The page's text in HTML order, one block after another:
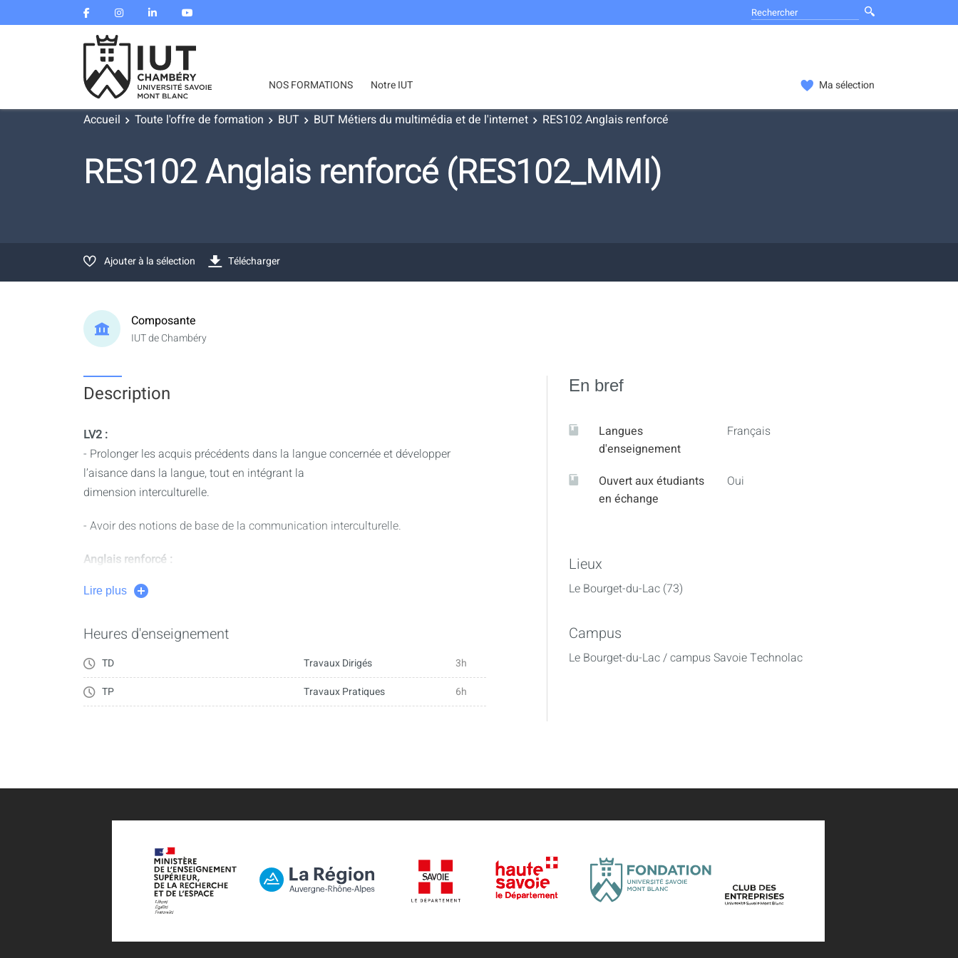
NOS FORMATIONS Notre IUT Ma sélection
Accueil Toute l'offre de formation BUT BUT Métiers du multimédia et de l'internet RES102 Anglais renforcé
RES102 Anglais renforcé (RES102_MMI)
Ajouter à la sélection Télécharger
Composante
IUT de Chambéry
Description
LV2 :
- Prolonger les acquis précédents dans la langue concernée et développer
l’aisance dans la langue, tout en intégrant la
dimension interculturelle.
- Avoir des notions de base de la communication interculturelle.
Anglais renforcé :
les apprentissages dans les 5 compétences
compréhension écrite et expression orale en interaction)
et en ciblant les spécificités de la formation
Lire plus
Heures d'enseignement
TD Travaux Dirigés
3h
TP
Travaux Pratiques 6h
En bref
Langues
d'enseignement
Français
Ouvert aux étudiants
en échange
Oui
Lieux
Le Bourget-du-Lac (73)
Campus
Le Bourget-du-Lac / campus Savoie Technolac